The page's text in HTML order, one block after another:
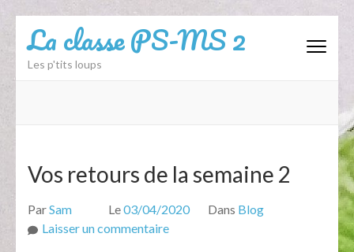
au
contenu
La classe PS-MS 2
Les p'tits loups
Vos retours de la semaine 2
ParSam Le03/04/2020 Dans Blog
Laisser un commentairesur